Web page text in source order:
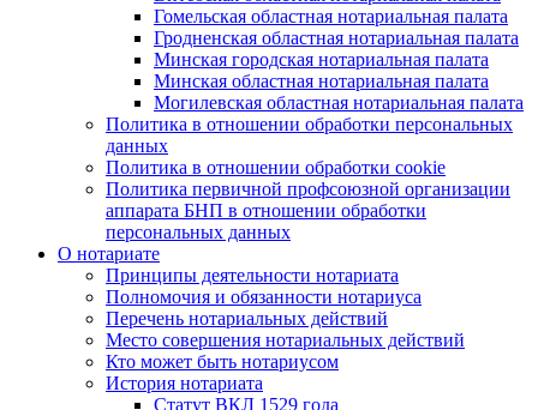
Гомельская областная нотариальная палата
Гродненская областная нотариальная палата
Минская городская нотариальная палата
Минская областная нотариальная палата
Могилевская областная нотариальная палата
Политика в отношении обработки персональных
данных
Политика в отношении обработки cookie
Политика первичной профсоюзной организации
аппарата БНП в отношении обработки
персональных данных
О нотариате
Принципы деятельности нотариата
Полномочия и обязанности нотариуса
Перечень нотариальных действий
Место совершения нотариальных действий
Кто может быть нотариусом
История нотариата
Статут ВКЛ 1529 года